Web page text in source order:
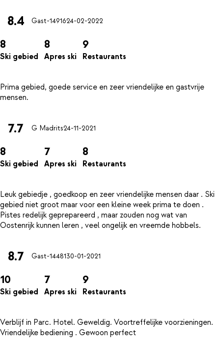
8.4 Gast-1491624-02-2022
8
Ski gebied
8
Apres ski
9
Restaurants
Prima gebied, goede service en zeer vriendelijke en gastvrije
7.7 G Madrits24-11-2021
8
Ski gebied
7
Apres ski
8
Restaurants
Leuk gebiedje , goedkoop en zeer vriendelijke mensen daar . Ski
gebied niet groot maar voor een kleine week prima te doen .
Pistes redelijk geprepareerd , maar zouden nog wat van
8.7 Gast-1448130-01-2021
10
Ski gebied
7
Apres ski
9
Restaurants
Verblijf in Parc. Hotel. Geweldig. Voortreffelijke voorzieningen.